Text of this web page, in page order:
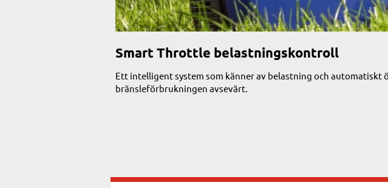
Smart Throttle belastningskontroll
Ett intelligent system som känner av belastning och
bränsleförbrukningen avsevärt.